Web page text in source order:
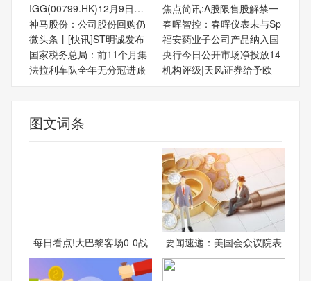
IGG(00799.HK)12月9日耗资
焦点简讯:A股限售股解禁一
神马股份：公司股份回购仍
春晖智控：春晖仪表未与Sp
微头条丨[快讯]ST明诚发布
福安药业子公司产品纳入国
国家税务总局：前11个月集
央行今日公开市场净投放14
法拉利车队全年无分冠进账
机构评级|天风证券给予欧
图文词条
每日看点!大巴黎客场0-0战 要闻速递：美国会众议院表